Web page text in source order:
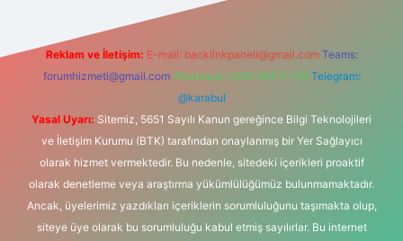
Reklam ve İletişim: E-mail: backlinkpaneli@gmail.com Teams:
forumhizmeti@gmail.com Whatsapp: 0262 606 0 726 Telegram:
@karabul
Yasal Uyarı: Sitemiz, 5651 Sayılı Kanun gereğince Bilgi Teknolojileri
ve İletişim Kurumu (BTK) tarafından onaylanmış bir Yer Sağlayıcı
olarak hizmet vermektedir. Bu nedenle, sitedeki içerikleri proaktif
olarak denetleme veya araştırma yükümlülüğümüz bulunmamaktadır.
Ancak, üyelerimiz yazdıkları içeriklerin sorumluluğunu taşımakta olup,
siteye üye olarak bu sorumluluğu kabul etmiş sayılırlar. Bu internet